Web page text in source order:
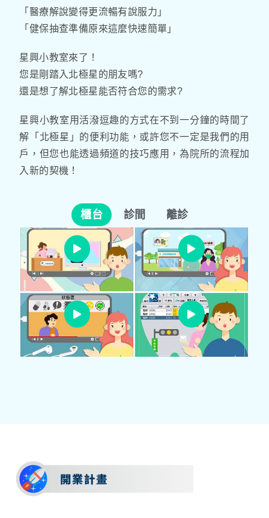
「醫療解說變得更流暢有說服力」
「健保抽查準備原來這麼快速簡單」
星興小教室來了！
您是剛踏入北極星的朋友嗎?
還是想了解北極星能否符合您的需求?
星興小教室用活潑逗趣的方式在不到一分鐘的時間了
解「北極星」的便利功能，或許您不一定是我們的用
戶，但您也能透過頻道的技巧應用，為院所的流程加
入新的契機！
櫃台 診間 離診